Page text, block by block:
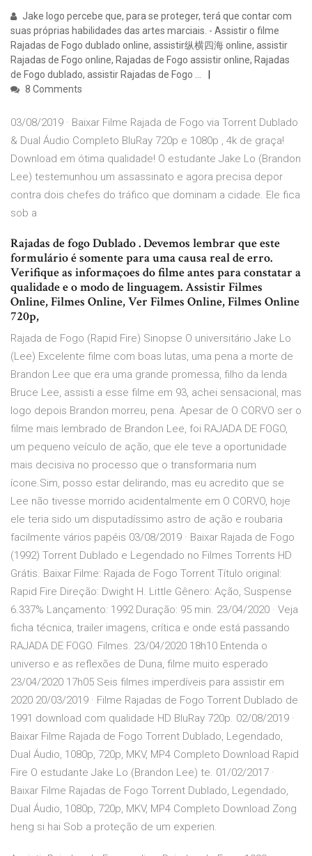
Jake logo percebe que, para se proteger, terá que contar com
suas próprias habilidades das artes marciais. - Assistir o filme
Rajadas de Fogo dublado online, assistir纵横四海 online, assistir
Rajadas de Fogo online, Rajadas de Fogo assistir online, Rajadas
de Fogo dublado, assistir Rajadas de Fogo …
8 Comments
03/08/2019 · Baixar Filme Rajada de Fogo via Torrent Dublado
& Dual Áudio Completo BluRay 720p e 1080p , 4k de graça!
Download em ótima qualidade! O estudante Jake Lo (Brandon
Lee) testemunhou um assassinato e agora precisa depor
contra dois chefes do tráfico que dominam a cidade. Ele fica
sob a
Rajadas de fogo Dublado . Devemos lembrar que este
formulário é somente para uma causa real de erro.
Verifique as informaçoes do filme antes para constatar a
qualidade e o modo de linguagem. Assistir Filmes
Online, Filmes Online, Ver Filmes Online, Filmes Online
720p,
Rajada de Fogo (Rapid Fire) Sinopse O universitário Jake Lo
(Lee) Excelente filme com boas lutas, uma pena a morte de
Brandon Lee que era uma grande promessa, filho da lenda
Bruce Lee, assisti a esse filme em 93, achei sensacional, mas
logo depois Brandon morreu, pena. Apesar de O CORVO ser o
filme mais lembrado de Brandon Lee, foi RAJADA DE FOGO,
um pequeno veículo de ação, que ele teve a oportunidade
mais decisiva no processo que o transformaria num
ícone.Sim, posso estar delirando, mas eu acredito que se
Lee não tivesse morrido acidentalmente em O CORVO, hoje
ele teria sido um disputadíssimo astro de ação e roubaria
facilmente vários papéis 03/08/2019 · Baixar Rajada de Fogo
(1992) Torrent Dublado e Legendado no Filmes Torrents HD
Grátis. Baixar Filme: Rajada de Fogo Torrent Título original:
Rapid Fire Direção: Dwight H. Little Gênero: Ação, Suspense
6.337% Lançamento: 1992 Duração: 95 min. 23/04/2020 · Veja
ficha técnica, trailer imagens, crítica e onde está passando
RAJADA DE FOGO. Filmes. 23/04/2020 18h10 Entenda o
universo e as reflexões de Duna, filme muito esperado
23/04/2020 17h05 Seis filmes imperdíveis para assistir em
2020 20/03/2019 · Filme Rajadas de Fogo Torrent Dublado de
1991 download com qualidade HD BluRay 720p. 02/08/2019 ·
Baixar Filme Rajada de Fogo Torrent Dublado, Legendado,
Dual Áudio, 1080p, 720p, MKV, MP4 Completo Download Rapid
Fire O estudante Jake Lo (Brandon Lee) te. 01/02/2017 ·
Baixar Filme Rajadas de Fogo Torrent Dublado, Legendado,
Dual Áudio, 1080p, 720p, MKV, MP4 Completo Download Zong
heng si hai Sob a proteção de um experien.